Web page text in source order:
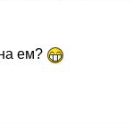
ем?